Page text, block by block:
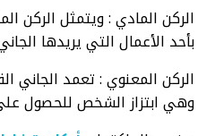
الركن المادي : ويتمثل الركن
بأحد الأعمال التي يريدها
الركن المعنوي : تعمد الجاني
وهي ابتزاز الشخص للحصول